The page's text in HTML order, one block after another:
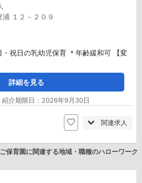
１２－２０９
祝日の乳幼児保育 ＊年齢緩和可 【変
詳細を見る
介期限日：2026年9月30日
関連求人
保育園に関連する地域・職種のハローワーク